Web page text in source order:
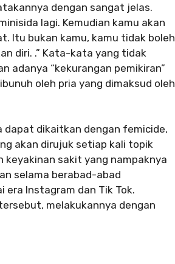
dengan sangat jelas.
lagi. Kemudian kamu akan
Itu bukan kamu, kamu tidak boleh
diri. .” Kata-kata yang tidak
adanya “kekurangan pemikiran”
oleh pria yang dimaksud oleh
dapat dikaitkan dengan femicide,
akan dirujuk setiap kali topik
keyakinan sakit yang nampaknya
selama berabad-abad
Instagram dan Tik Tok.
melakukannya dengan